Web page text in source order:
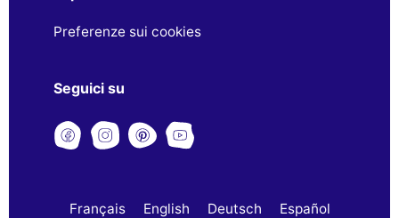
Preferenze sui cookies
Seguici su
Français English Deutsch Español